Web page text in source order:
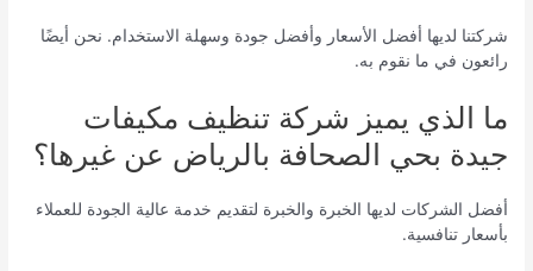
شركتنا لديها أفضل الأسعار وأفضل جودة وسهلة الاستخدام. نحن أيضًا
رائعون في ما نقوم به.
ما الذي يميز شركة تنظيف مكيفات
جيدة بحي الصحافة بالرياض عن غيرها؟
أفضل الشركات لديها الخبرة والخبرة لتقديم خدمة عالية الجودة للعملاء
بأسعار تنافسية.